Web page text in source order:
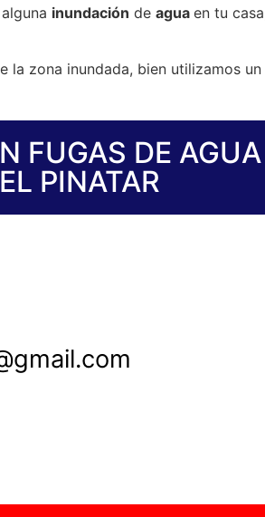
inundación de agua en tu
la zona inundada, bien utilizamos
FUGAS DE AGUA
PINATAR